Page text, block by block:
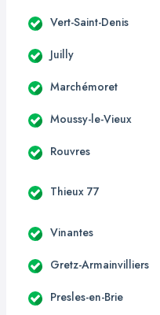
Vert-Saint-Denis
Juilly
Marchémoret
Moussy-le-Vieux
Rouvres
Thieux 77
Vinantes
Gretz-Armainvilliers
Presles-en-Brie